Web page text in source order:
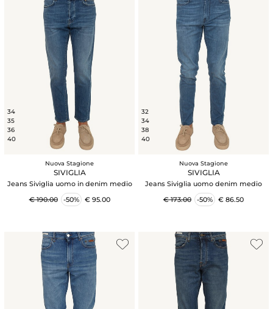
34
35
36
40
Nuova Stagione
SIVIGLIA
Jeans Siviglia uomo in denim medio
€ 190.00
-50% € 95.00
32
34
38
40
Nuova Stagione
SIVIGLIA
Jeans Siviglia uomo denim medio
€ 173.00
-50% € 86.50